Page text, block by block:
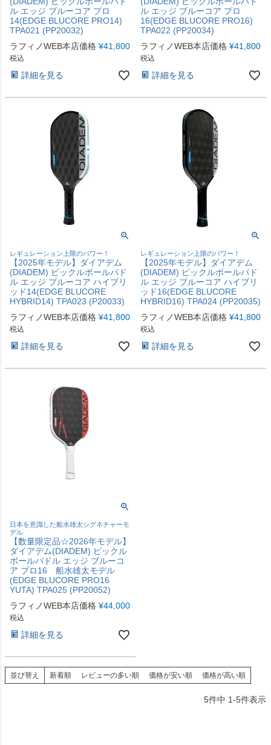
ル エッジ ブルーコア プロ
14(EDGE BLUCORE PRO14)
TPA021 (PP20032)
ラフィノWEB本店価格 ¥41,800
税込
詳細を見る
ル エッジ ブルーコア プロ
16(EDGE BLUCORE PRO16)
TPA022 (PP20034)
ラフィノWEB本店価格 ¥41,800
税込
詳細を見る
レギュレーション上限のパワー！
【2025年モデル】ダイアデム
(DIADEM) ピックルボールパド
ル エッジ ブルーコア ハイブリ
ッド14(EDGE BLUCORE
HYBRID14) TPA023 (P20033)
ラフィノWEB本店価格 ¥41,800
税込
詳細を見る
レギュレーション上限のパワー！
【2025年モデル】ダイアデム
(DIADEM) ピックルボールパド
ル エッジ ブルーコア ハイブリ
ッド16(EDGE BLUCORE
HYBRID16) TPA024 (PP20035)
ラフィノWEB本店価格 ¥41,800
税込
詳細を見る
日本を意識した船水雄太シグネチャーモ
デル
【数量限定品☆2026年モデル】
ダイアデム(DIADEM) ピックル
ボールパドル エッジ ブルーコ
ア プロ16 船水雄太モデル
(EDGE BLUCORE PRO16
YUTA) TPA025 (PP20052)
ラフィノWEB本店価格 ¥44,000
税込
詳細を見る
並び替え 新着順 レビューの多い順 価格が安い順 価格が高い順
5件中 1-5件表示